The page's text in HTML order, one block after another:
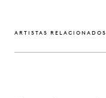
ARTISTAS RELACIONADOS